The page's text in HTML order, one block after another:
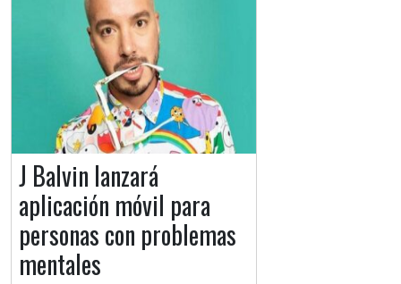
J Balvin lanzará
aplicación móvil para
personas con problemas
mentales